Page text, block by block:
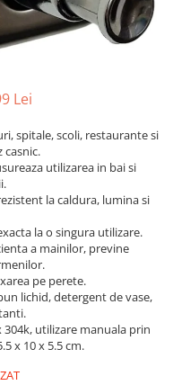
Lei
spitale, scoli, restaurante si
casnic.
utilizarea in bai si
la caldura, lumina si
la o singura utilizare.
a mainilor, previne
pe perete.
lichid, detergent de vase,
utilizare manuala prin
x 10 x 5.5 cm.